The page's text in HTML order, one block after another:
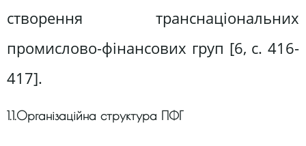
створення транснаціональних
промислово-фінансових груп [6, с. 416-
417].
1.1.Організаційна структура ПФГ